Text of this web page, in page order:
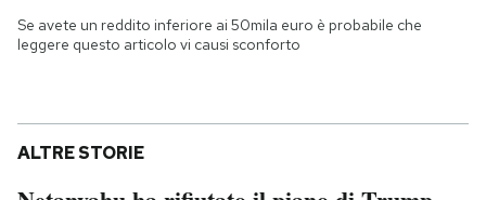
Se avete un reddito inferiore ai 50mila euro è probabile che
leggere questo articolo vi causi sconforto
ALTRE STORIE